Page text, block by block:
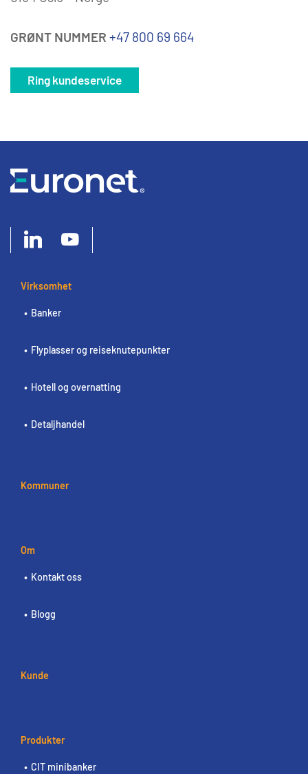
GRØNT NUMMER +47 800 69 664
Ring kundeservice
Virksomhet
Banker
Flyplasser og reiseknutepunkter
Hotell og overnatting
Detaljhandel
Kommuner
Om
Kontakt oss
Blogg
Kunde
Produkter
CIT minibanker